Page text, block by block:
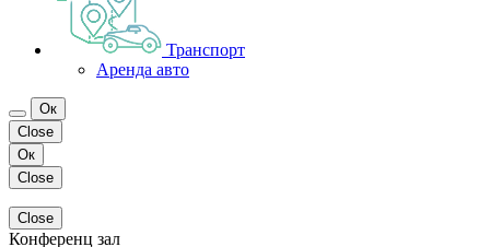
Транспорт
Аренда авто
Ок
Close
Ок
Close
Close
Конференц зал